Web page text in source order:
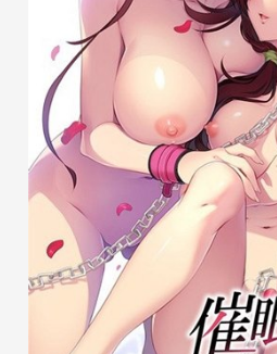
ぬ
は ひ ふ
み む
や ゆ
ら り る
わ